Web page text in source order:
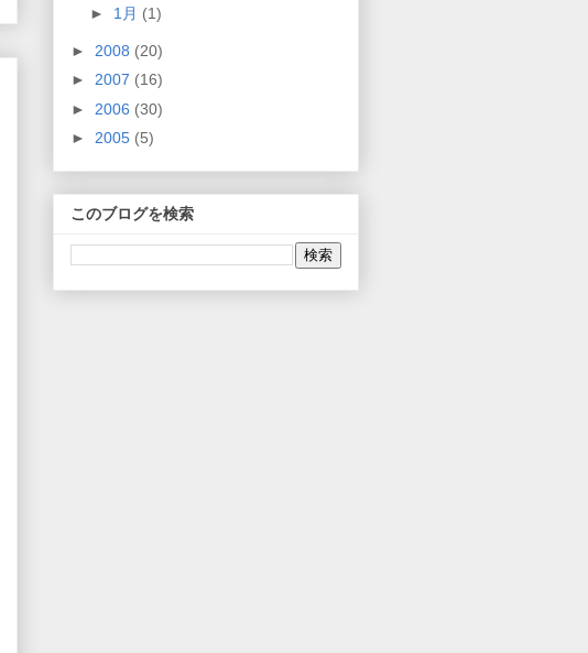
► 1月 (1)
► 2008 (20)
► 2007 (16)
► 2006 (30)
► 2005 (5)
このブログを検索